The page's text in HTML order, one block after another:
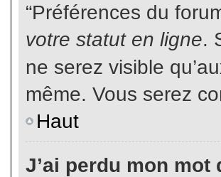
“Préférences du
votre statut en ligne.
ne serez visible
même. Vous serez
Haut
J’ai perdu mon mot